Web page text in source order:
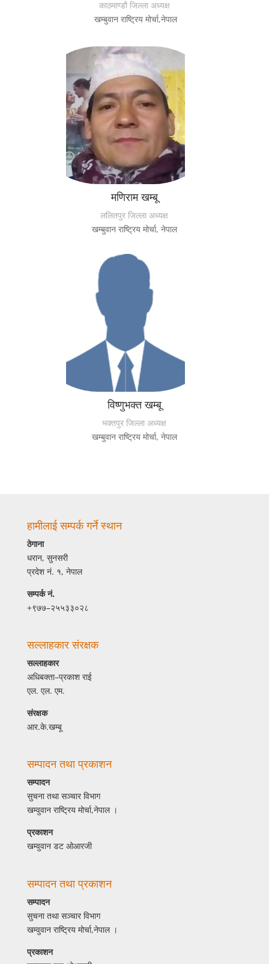
काठमाण्डौ जिल्ला अध्यक्ष
खम्बुवान राष्ट्रिय मोर्चा,नेपाल
मणिराम खम्बू
ललितपुर जिल्ला अध्यक्ष
खम्बुवान राष्ट्रिय मोर्चा, नेपाल
विष्णुभक्त खम्बू
भक्तपुर जिल्ला अध्यक्ष
खम्बुवान राष्ट्रिय मोर्चा, नेपाल
हामीलाई सम्पर्क गर्ने स्थान
ठेगाना
धरान, सुनसरी
प्रदेश नं. १, नेपाल
सम्पर्क नं.
+९७७–२५५३३०२८
सल्लाहकार संरक्षक
सल्लाहकार
अधिबक्ता–प्रकाश राई
एल. एल. एम.
संरक्षक
आर.के.खम्बू
सम्पादन तथा प्रकाशन
सम्पादन
सुचना तथा सञ्चार विभाग
खम्वुवान राष्ट्रिय मोर्चा,नेपाल ।
प्रकाशन
खम्वुवान डट ओआरजी
सम्पादन तथा प्रकाशन
सम्पादन
सुचना तथा सञ्चार विभाग
खम्वुवान राष्ट्रिय मोर्चा,नेपाल ।
प्रकाशन